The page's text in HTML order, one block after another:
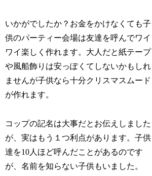
いかがでしたか？お金をかけなくても子
供のパーティー会場は友達を呼んでワイ
ワイ楽しく作れます。大人だと紙テープ
や風船飾りは安っぽくてしないかもしれ
ませんが子供なら十分クリスマスムード
が作れます。
コップの記名は大事だとお伝えしました
が、実はもう１つ利点があります。子供
達を10人ほど呼んだことがあるのです
が、名前を知らない子供もいました。